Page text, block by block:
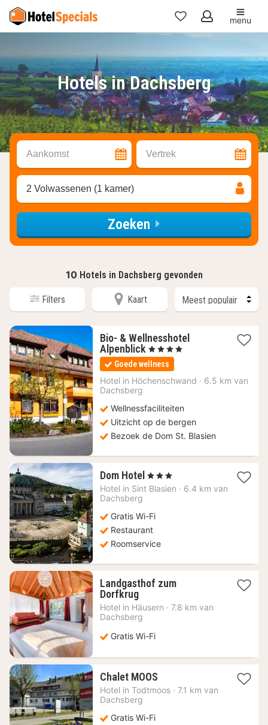
Mijn
menu
Hotels in Dachsberg
Aankomst Vertrek
2 Volwassenen (1 kamer)
Zoeken
10 Hotels in Dachsberg gevonden
Filters Kaart
Bio- & Wellnesshotel
Alpenblick 1
nacht
vanaf
237
, 4 Sterren
Goede wellness
Hotel in Höchenschwand · 6.5 km van
Dachsberg
Wellnessfaciliteiten
Uitzicht op de bergen
Bezoek de Dom St. Blasien
Dom Hotel 1
nacht
€
, 3 Sterren
Hotel in Sint Blasien · 6.4 km van
Dachsberg
Gratis Wi-Fi
Restaurant
Roomservice
Landgasthof zum
Dorfkrug1
nacht
vanaf
88,49
€
Hotel in Häusern · 7.8 km van
Dachsberg
Gratis Wi-Fi
Chalet MOOS1
nacht
Hotel in Todtmoos · 7.1 km van
Dachsberg
Gratis Wi-Fi